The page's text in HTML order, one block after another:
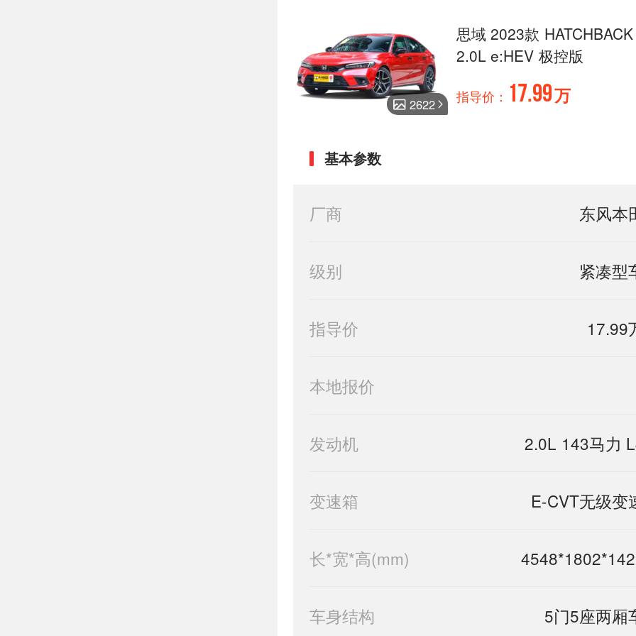
2622
思域 2023款 HATCHBACK
2.0L e:HEV 极控版
指导价： 17.99万
基本参数
厂商 东风本
级别 紧凑型
指导价 17.99
本地报价
发动机 2.0L 143马力
变速箱 E-CVT无级变
长*宽*高(mm)
车身结构 5门5座两厢